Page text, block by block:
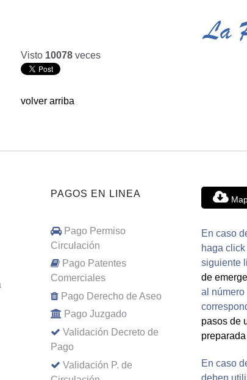
Visto 10078 veces
volver arriba
PAGOS EN LINEA
Pago Permiso
Circulación
Pago Patentes
Comerciales
Pago Derecho de Aseo
Pago Juzgado
Validación Decreto de
Pago
Validación P. de
En caso
haga click
siguiente
de
al número
pasos de
preparada
En caso
deben